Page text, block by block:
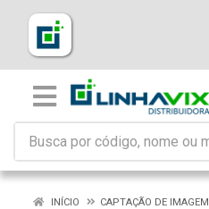
INÍCIO
CAPTAÇÃO DE IMAGEM